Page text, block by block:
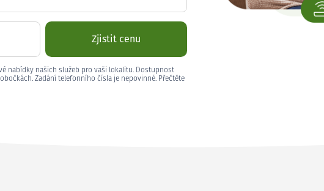
Zjistit cenu
nabídky našich služeb pro vaši lokalitu. Dostupnost
Zadání telefonního čísla je nepovinné. Přečtěte